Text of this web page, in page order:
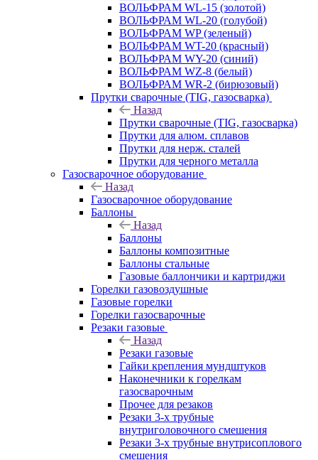
ВОЛЬФРАМ WL-15 (золотой)
ВОЛЬФРАМ WL-20 (голубой)
ВОЛЬФРАМ WP (зеленый)
ВОЛЬФРАМ WT-20 (красный)
ВОЛЬФРАМ WY-20 (синий)
ВОЛЬФРАМ WZ-8 (белый)
ВОЛЬФРАМ WR-2 (бирюзовый)
Прутки сварочные (TIG, газосварка)
Назад
Прутки сварочные (TIG, газосварка)
Прутки для алюм. сплавов
Прутки для нерж. сталей
Прутки для черного металла
Газосварочное оборудование
Назад
Газосварочное оборудование
Баллоны
Назад
Баллоны
Баллоны композитные
Баллоны стальные
Газовые баллончики и картриджи
Горелки газовоздушные
Газовые горелки
Горелки газосварочные
Резаки газовые
Назад
Резаки газовые
Гайки крепления мундштуков
Наконечники к горелкам
газосварочным
Прочее для резаков
Резаки 3-х трубные
внутриголовочного смешения
Резаки 3-х трубные внутрисоплового
смешения